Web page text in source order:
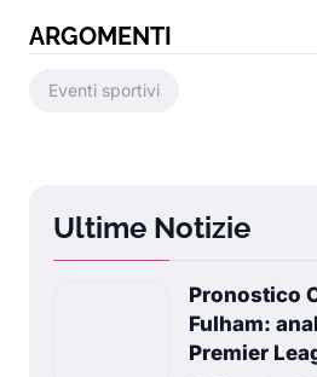
ARGOMENTI
Eventi sportivi
Ultime Notizie
Pronostico
Fulham:
Premier